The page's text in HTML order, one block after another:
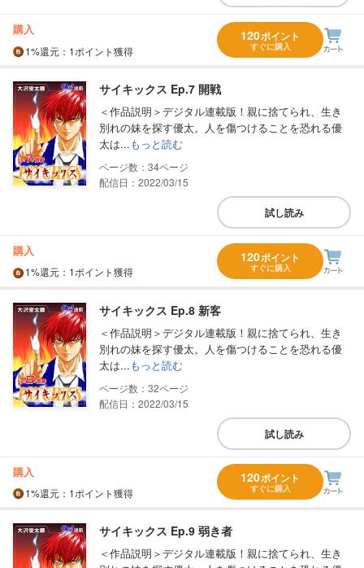
購入
1%還元 ：1ポイント獲得
120ポイント
すぐに購入
サイキックス Ep.7 開戦
＜作品説明＞デジタル連載版！親に捨てられ、生き
別れの妹を探す優太。人を傷つけることを恐れる優
太は...もっと読む
34
配信日：2022/03/15
試し読み
購入
1%還元 ：1ポイント獲得
120ポイント
すぐに購入
サイキックス Ep.8 新客
＜作品説明＞デジタル連載版！親に捨てられ、生き
別れの妹を探す優太。人を傷つけることを恐れる優
太は...もっと読む
32
配信日：2022/03/15
試し読み
購入
1%還元 ：1ポイント獲得
120ポイント
すぐに購入
サイキックス Ep.9 弱き者
＜作品説明＞デジタル連載版！親に捨てられ、生き